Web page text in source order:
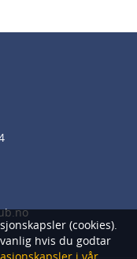
(cookies).
hvis du godtar